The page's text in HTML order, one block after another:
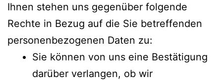
Ihnen stehen uns gegenüber folgende
Rechte in Bezug auf die Sie betreffenden
personenbezogenen Daten zu:
Sie können von uns eine Bestätigung
darüber verlangen, ob wir